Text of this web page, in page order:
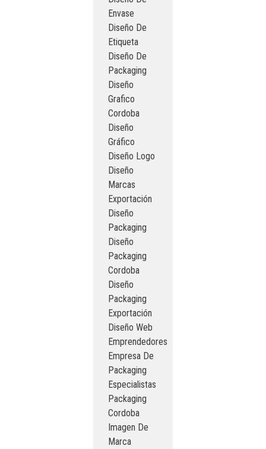
Envase
Diseño De
Etiqueta
Diseño De
Packaging
Diseño
Grafico
Cordoba
Diseño
Gráfico
Diseño Logo
Diseño
Marcas
Exportación
Diseño
Packaging
Diseño
Packaging
Cordoba
Diseño
Packaging
Exportación
Diseño Web
Emprendedores
Empresa De
Packaging
Especialistas
Packaging
Cordoba
Imagen De
Marca